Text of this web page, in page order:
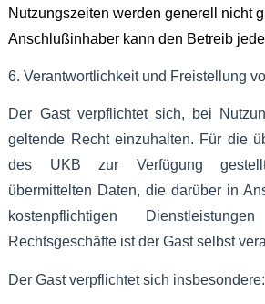
Nutzungszeiten werden generell nicht
Anschlußinhaber kann den Betreib
6. Verantwortlichkeit und Freistellung
Der Gast verpflichtet sich, bei
geltende Recht einzuhalten. Für die
des UKB zur Verfügung
übermittelten Daten, die darüber in
kostenpflichtigen
Rechtsgeschäfte ist der Gast selbst
Der Gast verpflichtet sich insbesondere: